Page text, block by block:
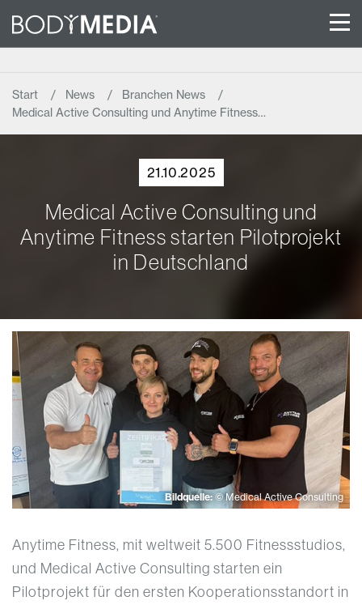
Start News
Branchen News
Medical Active Consulting und Anytime Fitness…
21.10.2025
Medical Active Consulting und
Anytime Fitness starten Pilotprojekt
in Deutschland
Bildquelle: © Medical Active Consulting
Anytime Fitness, mit weltweit 5.500 Fitnessstudios,
und Medical Active Consulting starten ein
Pilotprojekt für den ersten Kooperationsstandort in